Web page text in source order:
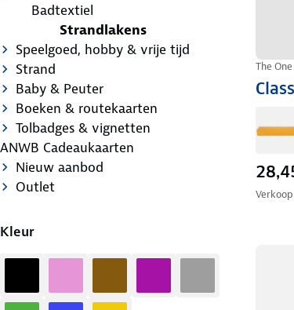
Badtextiel
Strandlakens
Speelgoed, hobby & vrije tijd
Strand
Baby & Peuter
Boeken & routekaarten
Tolbadges & vignetten
ANWB Cadeaukaarten
Nieuw aanbod
Outlet
Kleur
The